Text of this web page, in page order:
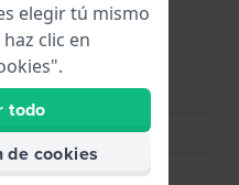
mm
mm
elegir tú mismo
clic en
todo
de cookies